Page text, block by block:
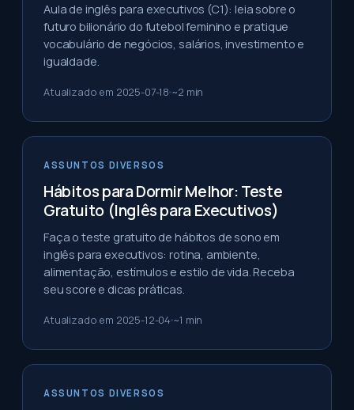
Aula de inglês para executivos (C1): leia sobre o
futuro bilionário do futebol feminino e pratique
vocabulário de negócios, salários, investimento e
igualdade.
Atualizado em 2025-07-18 ~2 min
ASSUNTOS DIVERSOS
Hábitos para Dormir Melhor: Teste
Gratuito (Inglês para Executivos)
Faça o teste gratuito de hábitos de sono em
inglês para executivos: rotina, ambiente,
alimentação, estímulos e estilo de vida. Receba
seu score e dicas práticas.
Atualizado em 2025-12-04 ~1 min
ASSUNTOS DIVERSOS